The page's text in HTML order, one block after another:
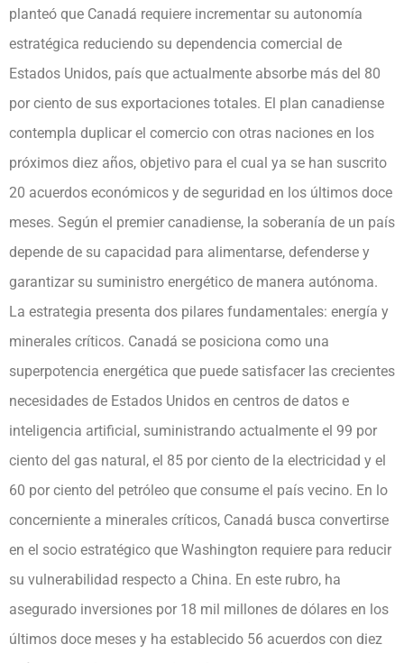
planteó que Canadá requiere incrementar su autonomía
estratégica reduciendo su dependencia comercial de
Estados Unidos, país que actualmente absorbe más del 80
por ciento de sus exportaciones totales. El plan canadiense
contempla duplicar el comercio con otras naciones en los
próximos diez años, objetivo para el cual ya se han suscrito
20 acuerdos económicos y de seguridad en los últimos doce
meses. Según el premier canadiense, la soberanía de un país
depende de su capacidad para alimentarse, defenderse y
garantizar su suministro energético de manera autónoma.
La estrategia presenta dos pilares fundamentales: energía y
minerales críticos. Canadá se posiciona como una
superpotencia energética que puede satisfacer las crecientes
necesidades de Estados Unidos en centros de datos e
inteligencia artificial, suministrando actualmente el 99 por
ciento del gas natural, el 85 por ciento de la electricidad y el
60 por ciento del petróleo que consume el país vecino. En lo
concerniente a minerales críticos, Canadá busca convertirse
en el socio estratégico que Washington requiere para reducir
su vulnerabilidad respecto a China. En este rubro, ha
asegurado inversiones por 18 mil millones de dólares en los
últimos doce meses y ha establecido 56 acuerdos con diez